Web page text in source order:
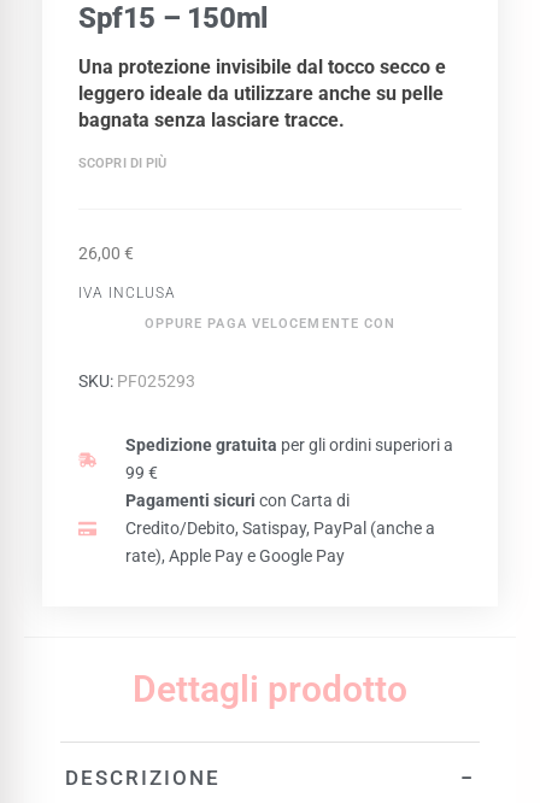
Spf15 – 150ml
Una protezione invisibile dal tocco secco e
leggero ideale da utilizzare anche su pelle
bagnata senza lasciare tracce.
SCOPRI DI PIÙ
26,00 €
IVA INCLUSA
OPPURE PAGA VELOCEMENTE CON
SKU: PF025293
Spedizione gratuita per gli ordini superiori a
99 €
Pagamenti sicuri con Carta di
Credito/Debito, Satispay, PayPal (anche a
rate), Apple Pay e Google Pay
Dettagli prodotto
DESCRIZIONE −